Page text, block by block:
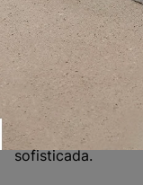
O TênisDieselS-
inspirada nos
década de 2000.
amortecimento,
em mesh bicolor
couro
grande adiciona
apresenta um
proporciona uma
sofisticada.